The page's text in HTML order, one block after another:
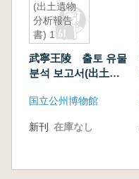
(出土遺物
分析報告
書) 1
武寧王陵 출토 유물
분석 보고서(出土遺
国立公州博物館
新刊 在庫なし